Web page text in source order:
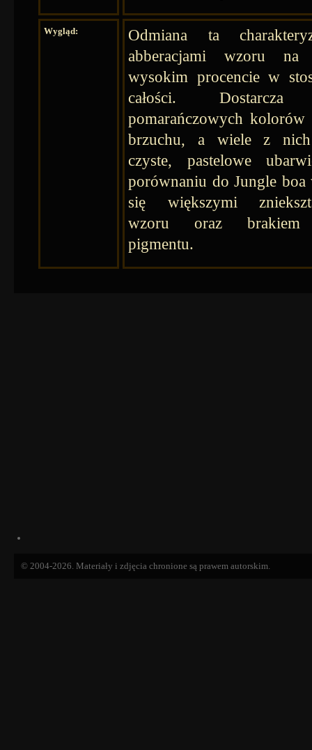
Wygląd:
Odmiana ta
abberacjami wzoru
wysokim procencie w
całości. Dostarcza
pomarańczowych kolorów
brzuchu, a wiele z nich
czyste, pastelowe
porównaniu do Jungle boa
się większymi
wzoru oraz brakiem
pigmentu.
© 2004-2026. Materiały i zdjęcia chronione są prawem autorskim.